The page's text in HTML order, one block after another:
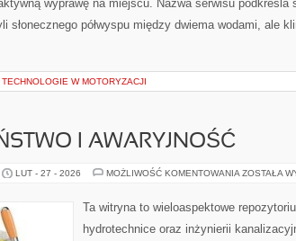
wyprawę na miejscu. Nazwa serwisu podkreśla
słonecznego półwyspu między dwiema wodami, ale
W MOTORYZACJI
I AWARYJNOŚĆ
LUT - 27 - 2026 MOŻLIWOŚĆ KOMENTOWANIA ZOSTAŁA
Ta witryna to wieloaspektowe
hydrotechnice oraz inżynierii